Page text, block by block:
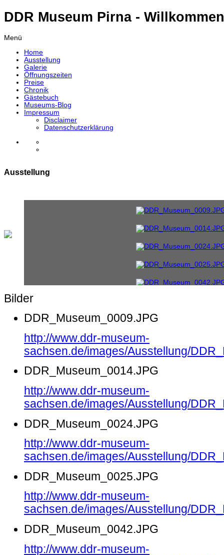
DDR Museum Pirna -
Menü
Home
Ausstellung
Galerie
Öffnungszeiten
Preise
Chronik
Gästebuch
Museums-Blog
Impressum
Disclaimer
Datenschutzerklärung
Ausstellung
Bilder
DDR_Museum_0009.JPG
http://www.ddr-museum-
sachsen.de/images/Ausstellung/
DDR_Museum_0014.JPG
http://www.ddr-museum-
sachsen.de/images/Ausstellung/
DDR_Museum_0024.JPG
http://www.ddr-museum-
sachsen.de/images/Ausstellung/
DDR_Museum_0025.JPG
http://www.ddr-museum-
sachsen.de/images/Ausstellung/
DDR_Museum_0042.JPG
http://www.ddr-museum-